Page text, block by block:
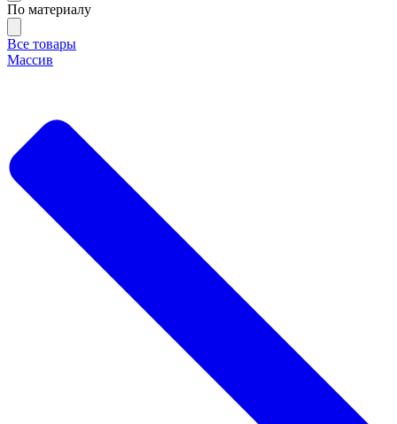
По материалу
Все товары
Массив